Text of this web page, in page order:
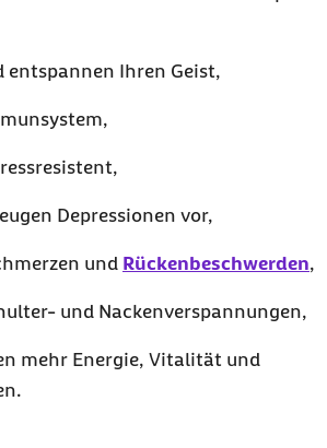
entspannen Ihren Geist,
Depressionen vor,
und Rückenbeschwerden,
und Nackenverspannungen,
mehr Energie, Vitalität und